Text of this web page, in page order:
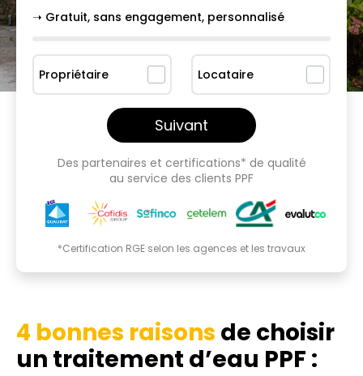
➝ Gratuit, sans engagement, personnalisé
Propriétaire Locataire
Suivant
Des partenaires et certifications* de qualité
au service des clients PPF
*Certification RGE selon les agences et les travaux
4 bonnes raisons de choisir
un traitement d’eau PPF :